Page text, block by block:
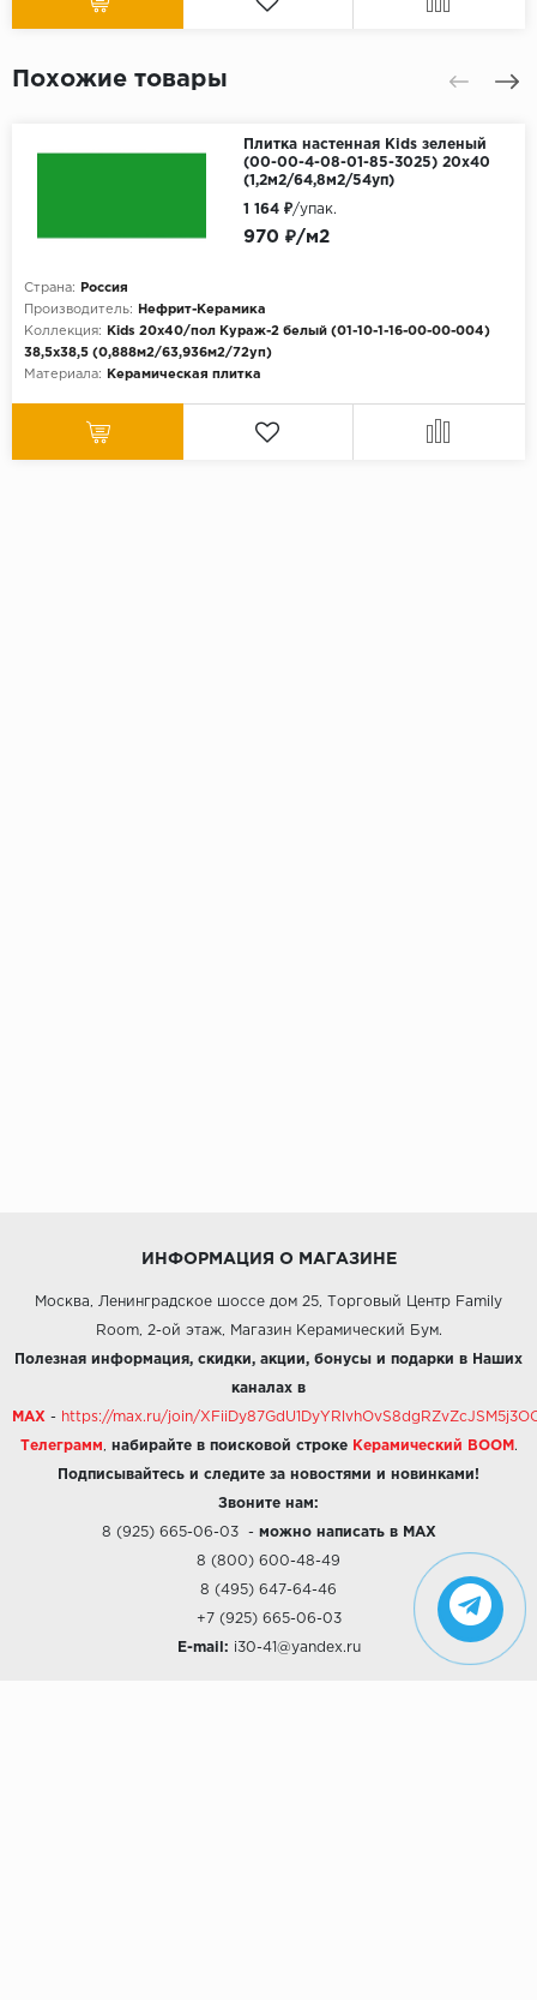
Похожие товары
Плитка настенная Kids зеленый
(00-00-4-08-01-85-3025) 20х40
(1,2м2/64,8м2/54уп)
Страна:
Россия
Производитель:
Нефрит-Керамика
Коллекция:
Kids 20х40/пол Кураж-2 белый (01-10-1-16-00-00-004)
38,5х38,5 (0,888м2/63,936м2/72уп)
Материала:
Керамическая плитка
970 ₽/м2
1 164 ₽/упак.
ИНФОРМАЦИЯ О МАГАЗИНЕ
Москва, Ленинградское шоссе дом 25, Торговый Центр Family
Room, 2-ой этаж, Магазин Керамический Бум.
Полезная информация, скидки, акции, бонусы и подарки в Наших
каналах в
MAX - https://max.ru/join/
Телеграмм набирайте в поисковой строке Керамический BOOM .
Подписывайтесь и следите за новостями и новинками!
Звоните нам:
8 (925) 665-06-03- можно написать в MAX
8 (800) 600-48-49
8 (495) 647-64-46
+7 (925) 665-06-03
E-mail: i30-41@yandex.ru